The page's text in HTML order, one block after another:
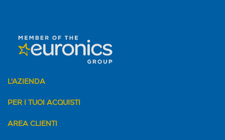
L'AZIENDA
PER I TUOI ACQUISTI
AREA CLIENTI